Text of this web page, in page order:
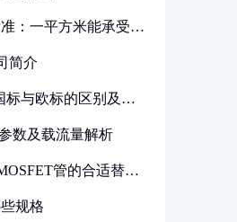
：一平方米能承受多
简介
标与欧标的区别及其
数及载流量解析
管的合适替代
规格